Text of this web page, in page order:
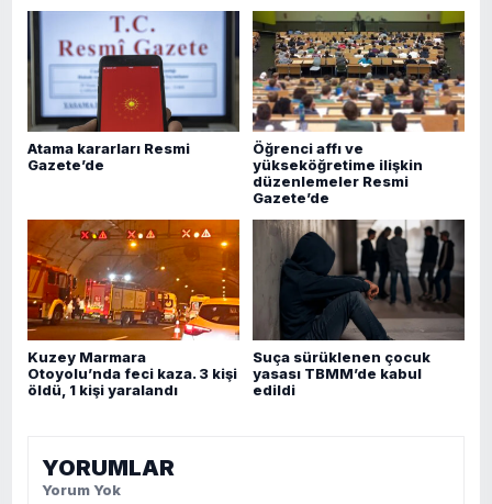
Atama kararları Resmi
Gazete’de
Öğrenci affı ve
yükseköğretime ilişkin
düzenlemeler Resmi
Gazete’de
Kuzey Marmara
Otoyolu’nda feci kaza. 3 kişi
öldü, 1 kişi yaralandı
Suça sürüklenen çocuk
yasası TBMM’de kabul
edildi
YORUMLAR
Yorum Yok